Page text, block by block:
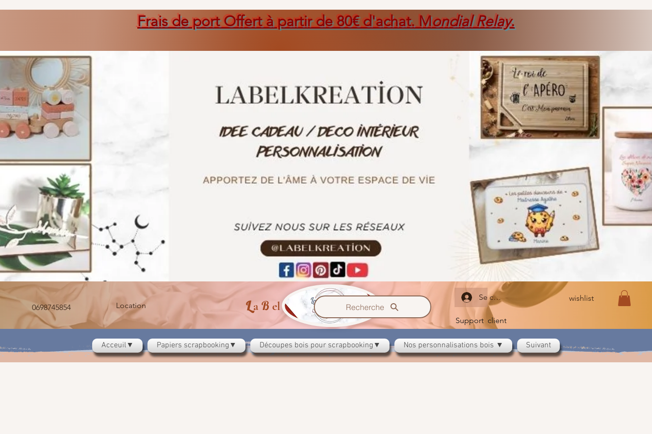
Frais de port Offert à partir de 80€ d'achat. Mondial Relay.
Acceuil▼ Papiers scrapbooking▼ Découpes bois pour scrapbooking▼ Nos personnalisations bois ▼ Suivant
0698745854 Location La B elKreation Recherche
Se connecter
Support client
wishlist